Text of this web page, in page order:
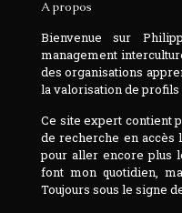
A propos
Bienvenue sur
management
des organisations
la valorisation de profils
Ce site expert contient
de recherche en accès
pour aller encore plus
font mon quotidien,
Toujours sous le signe